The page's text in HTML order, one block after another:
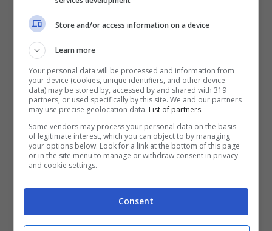
match sarà visionabile via personal
computer, tablet o smartphone. Vi
ricordiamo infine i social delle due squadre,
Udinese e Bologna, in particolare
Instagram, Twitter e Facebook, nonché
quelli della Coppa Italia e della Federcalcio.
Store and/or access information on a device
Learn more
Your personal data will be processed and information from
your device (cookies, unique identifiers, and other device
data) may be stored by, accessed by and shared with 319
partners, or used specifically by this site. We and our partners
may use precise geolocation data. List of partners.
Some vendors may process your personal data on the basis
of legitimate interest, which you can object to by managing
your options below. Look for a link at the bottom of this page
or in the site menu to manage or withdraw consent in privacy
and cookie settings.
Consent